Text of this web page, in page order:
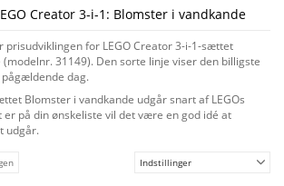
3 blomster med bevægelige kronblade eller 2 søde
blomsterdækket siddepind, og derefter kan de
på værelset. LEGO Creator 3-i-1-legetøj er
med 3 forskellige modeller i hvert sæt, som
at bygge. Fra seje fartøjer og fantastiske dyr til
der er et Creator-sæt til alle.
Creator 3-i-1: Blomster i vandkande
prisudviklingen for LEGO Creator 3-i-1-sættet
31149). Den sorte linje viser den billigste
dag.
Blomster i vandkande udgår snart af LEGOs
på din ønskeliste vil det være en god idé at
udgår.
Indstillinger